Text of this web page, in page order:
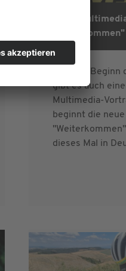
Neuer
Mit dem Beginn
gibt es auch
Multimedia-
beginnt die
dieses Mal in